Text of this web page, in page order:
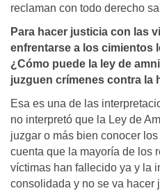
reclaman con todo derecho
Para hacer justicia con las
enfrentarse a los cimientos
¿Cómo puede la ley de
juzguen crímenes contra la
Esa es una de las
no interpretó que la Ley de
juzgar o más bien conocer
cuenta que la mayoría de los
víctimas han fallecido ya y la
consolidada y no se va hacer